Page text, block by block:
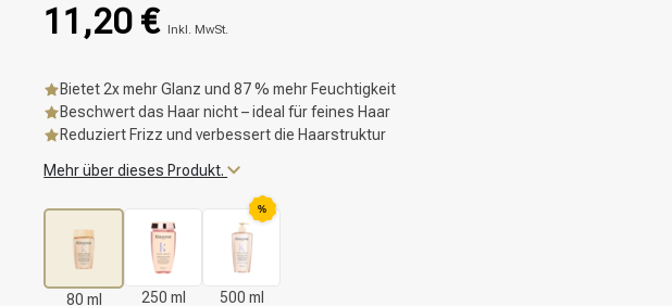
11,20 € Inkl. MwSt.
Bietet 2x mehr Glanz und 87 % mehr Feuchtigkeit
Beschwert das Haar nicht – ideal für feines Haar
Reduziert Frizz und verbessert die Haarstruktur
Mehr über dieses Produkt.
80 ml 250 ml
%
500 ml